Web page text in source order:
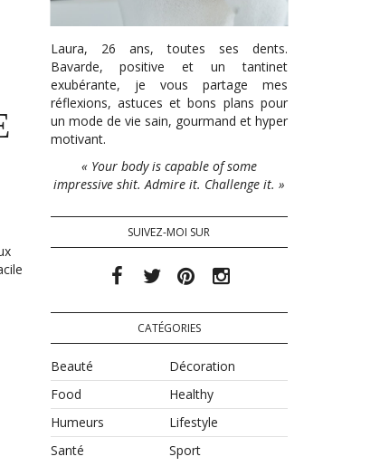
Laura, 26 ans, toutes ses dents.
Bavarde, positive et un tantinet
exubérante, je vous partage mes
réflexions, astuces et bons plans pour
un mode de vie sain, gourmand et hyper
motivant.
« Your body is capable of some
impressive shit. Admire it. Challenge it. »
SUIVEZ-MOI SUR
CATÉGORIES
Beauté
Décoration
Food
Healthy
Humeurs
Lifestyle
Santé
Sport